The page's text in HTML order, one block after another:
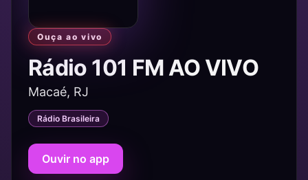
Ouça ao vivo
Rádio 101 FM AO VIVO
Macaé, RJ
Rádio Brasileira
Ouvir no app